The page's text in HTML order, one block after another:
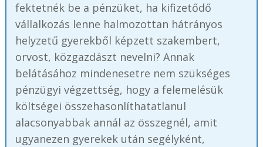
fektetnék be a pénzüket, ha kifizetődő
vállalkozás lenne halmozottan hátrányos
helyzetű gyerekből képzett szakembert,
orvost, közgazdászt nevelni? Annak
belátásához mindenesetre nem szükséges
pénzügyi végzettség, hogy a felemelésük
költségei összehasonlíthatatlanul
alacsonyabbak annál az összegnél, amit
ugyanezen gyerekek után segélyként,